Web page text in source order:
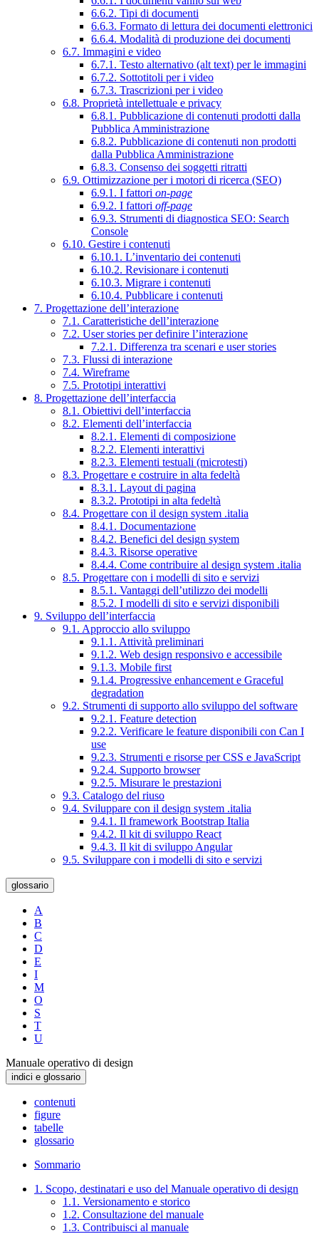
6.6.2. Tipi di documenti
6.6.3. Formato di lettura dei documenti elettronici
6.6.4. Modalità di produzione dei documenti
6.7. Immagini e video
6.7.1. Testo alternativo (alt text) per le immagini
6.7.2. Sottotitoli per i video
6.7.3. Trascrizioni per i video
6.8. Proprietà intellettuale e privacy
6.8.1. Pubblicazione di contenuti prodotti dalla
Pubblica Amministrazione
6.8.2. Pubblicazione di contenuti non prodotti
dalla Pubblica Amministrazione
6.8.3. Consenso dei soggetti ritratti
6.9. Ottimizzazione per i motori di ricerca (SEO)
6.9.1. I fattori on-page
6.9.2. I fattori off-page
6.9.3. Strumenti di diagnostica SEO: Search
Console
6.10. Gestire i contenuti
6.10.1. L’inventario dei contenuti
6.10.2. Revisionare i contenuti
6.10.3. Migrare i contenuti
6.10.4. Pubblicare i contenuti
7. Progettazione dell’interazione
7.1. Caratteristiche dell’interazione
7.2. User stories per definire l’interazione
7.2.1. Differenza tra scenari e user stories
7.3. Flussi di interazione
7.4. Wireframe
7.5. Prototipi interattivi
8. Progettazione dell’interfaccia
8.1. Obiettivi dell’interfaccia
8.2. Elementi dell’interfaccia
8.2.1. Elementi di composizione
8.2.2. Elementi interattivi
8.2.3. Elementi testuali (microtesti)
8.3. Progettare e costruire in alta fedeltà
8.3.1. Layout di pagina
8.3.2. Prototipi in alta fedeltà
8.4. Progettare con il design system .italia
8.4.1. Documentazione
8.4.2. Benefici del design system
8.4.3. Risorse operative
8.4.4. Come contribuire al design system .italia
8.5. Progettare con i modelli di sito e servizi
8.5.1. Vantaggi dell’utilizzo dei modelli
8.5.2. I modelli di sito e servizi disponibili
9. Sviluppo dell’interfaccia
9.1. Approccio allo sviluppo
9.1.1. Attività preliminari
9.1.2. Web design responsivo e accessibile
9.1.3. Mobile first
9.1.4. Progressive enhancement e Graceful
degradation
9.2. Strumenti di supporto allo sviluppo del software
9.2.1. Feature detection
9.2.2. Verificare le feature disponibili con Can I
use
9.2.3. Strumenti e risorse per CSS e JavaScript
9.2.4. Supporto browser
9.2.5. Misurare le prestazioni
9.3. Catalogo del riuso
9.4. Sviluppare con il design system .italia
9.4.1. Il framework Bootstrap Italia
9.4.2. Il kit di sviluppo React
9.4.3. Il kit di sviluppo Angular
9.5. Sviluppare con i modelli di sito e servizi
glossario
A
B
C
D
E
I
M
O
S
T
U
Manuale operativo di design
indici e glossario
contenuti
figure
tabelle
glossario
Sommario
1. Scopo, destinatari e uso del Manuale operativo di design
1.1. Versionamento e storico
1.2. Consultazione del manuale
1.3. Contribuisci al manuale